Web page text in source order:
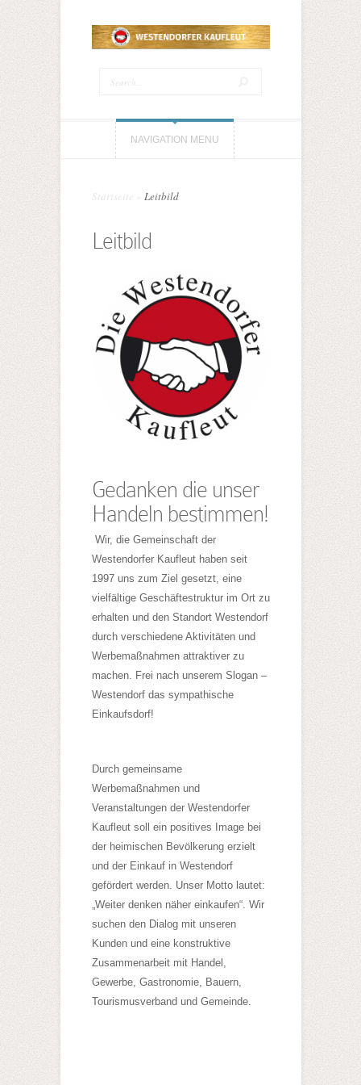
NAVIGATION MENU
Startseite Leitbild
Leitbild
Gedanken die unser
Handeln bestimmen!
Wir, die Gemeinschaft der
Westendorfer Kaufleut haben seit
1997 uns zum Ziel gesetzt, eine
vielfältige Geschäftestruktur im Ort zu
erhalten und den Standort Westendorf
durch verschiedene Aktivitäten und
Werbemaßnahmen attraktiver zu
machen. Frei nach unserem Slogan –
Westendorf das sympathische
Einkaufsdorf!
Durch gemeinsame
Werbemaßnahmen und
Veranstaltungen der Westendorfer
Kaufleut soll ein positives Image bei
der heimischen Bevölkerung erzielt
und der Einkauf in Westendorf
gefördert werden. Unser Motto lautet:
„Weiter denken näher einkaufen“. Wir
suchen den Dialog mit unseren
Kunden und eine konstruktive
Zusammenarbeit mit Handel,
Gewerbe, Gastronomie, Bauern,
Tourismusverband und Gemeinde.